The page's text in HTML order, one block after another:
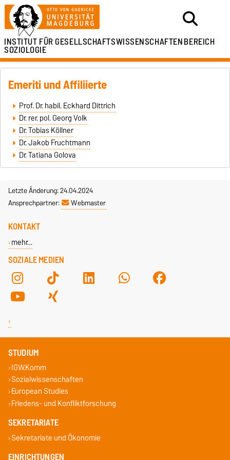
INSTITUT FÜRGESELLSCHAFTSWISSENSCHAFTENBEREICH
SOZIOLOGIE
Emeriti und Affiliierte
Prof. Dr. habil. Eckhard Dittrich
Dr. rer. pol. Georg Volk
Dr. Tobias Köllner
Dr. Jakob Fruchtmann
Dr. Tatiana Golova
Letzte Änderung: 24.04.2024
Ansprechpartner:
Webmaster
SOZIALE MEDIEN
KONTAKT
mehr…
STUDIUM
IGW.Komm
Sozialwissenschaften
European Studies
Friedens- und Konfliktforschung
SEKRETARIATE
Sekretariate und Ökonomie